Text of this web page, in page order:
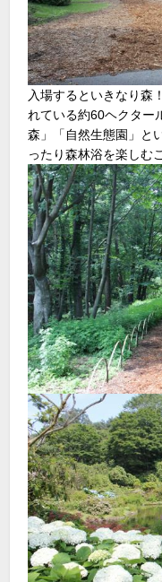
入場するといきなり森
れている約60ヘクター
森」「自然生態園」と
ったり森林浴を楽しむ